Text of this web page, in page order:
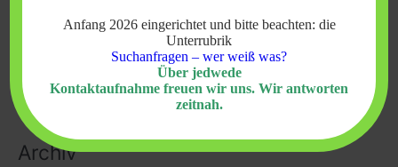
Juni 2026
Einladung zum 64. Bundestreffen 28. Juni 2026
Neues aus Hohenelbe 25. Juni 2026
Archiv
Anfang 2026 eingerichtet und bitte beachten: die
Unterrubrik
Suchanfragen – wer weiß was?
Über jedwede
Kontaktaufnahme freuen wir uns. Wir antworten
zeitnah.